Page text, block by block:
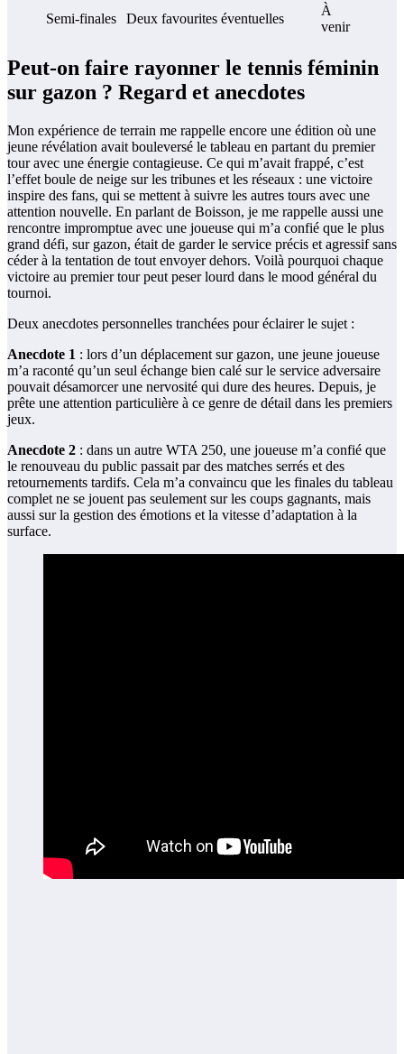
Semi-finales
Deux favourites éventuelles
À
venir
Peut-on faire rayonner le tennis féminin
sur gazon ? Regard et anecdotes
Mon expérience de terrain me rappelle encore une édition où une
jeune révélation avait bouleversé le tableau en partant du premier
tour avec une énergie contagieuse. Ce qui m’avait frappé, c’est
l’effet boule de neige sur les tribunes et les réseaux : une victoire
inspire des fans, qui se mettent à suivre les autres tours avec une
attention nouvelle. En parlant de Boisson, je me rappelle aussi une
rencontre impromptue avec une joueuse qui m’a confié que le plus
grand défi, sur gazon, était de garder le service précis et agressif sans
céder à la tentation de tout envoyer dehors. Voilà pourquoi chaque
victoire au premier tour peut peser lourd dans le mood général du
tournoi.
Deux anecdotes personnelles tranchées pour éclairer le sujet :
Anecdote 1 : lors d’un déplacement sur gazon, une jeune joueuse
m’a raconté qu’un seul échange bien calé sur le service adversaire
pouvait désamorcer une nervosité qui dure des heures. Depuis, je
prête une attention particulière à ce genre de détail dans les premiers
jeux.
Anecdote 2 : dans un autre WTA 250, une joueuse m’a confié que
le renouveau du public passait par des matches serrés et des
retournements tardifs. Cela m’a convaincu que les finales du tableau
complet ne se jouent pas seulement sur les coups gagnants, mais
aussi sur la gestion des émotions et la vitesse d’adaptation à la
surface.